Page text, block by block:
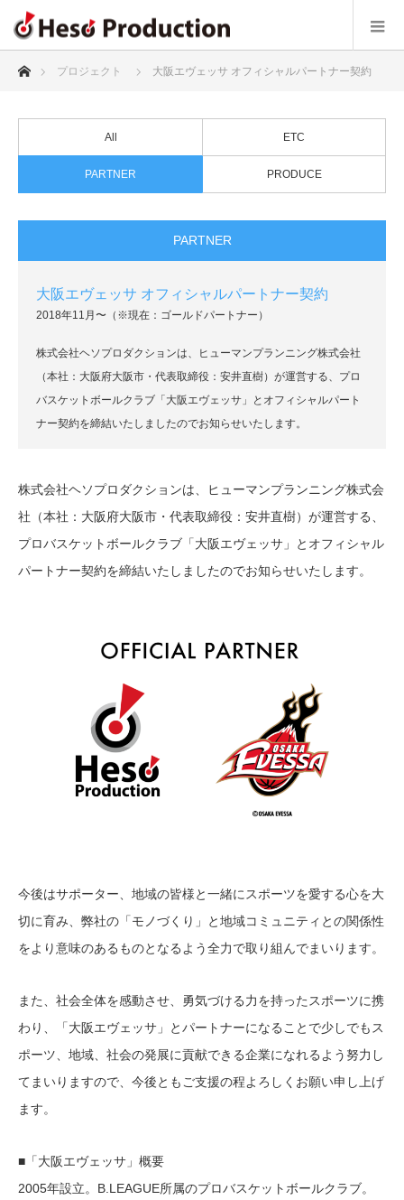
ホームプロジェクト 大阪エヴェッサ オフィシャルパートナー契約
All ETC
PARTNER PRODUCE
PARTNER
大阪エヴェッサ オフィシャルパートナー契約
2018年11月〜（※現在：ゴールドパートナー）
株式会社ヘソプロダクションは、ヒューマンプランニング株式会社
（本社：大阪府大阪市・代表取締役：安井直樹）が運営する、プロ
バスケットボールクラブ「大阪エヴェッサ」とオフィシャルパート
ナー契約を締結いたしましたのでお知らせいたします。
株式会社ヘソプロダクションは、ヒューマンプランニング株式会
社（本社：大阪府大阪市・代表取締役：安井直樹）が運営する、
プロバスケットボールクラブ「大阪エヴェッサ」とオフィシャル
パートナー契約を締結いたしましたのでお知らせいたします。
今後はサポーター、地域の皆様と一緒にスポーツを愛する心を大
切に育み、弊社の「モノづくり」と地域コミュニティとの関係性
をより意味のあるものとなるよう全力で取り組んでまいります。
また、社会全体を感動させ、勇気づける力を持ったスポーツに携
わり、「大阪エヴェッサ」とパートナーになることで少しでもス
ポーツ、地域、社会の発展に貢献できる企業になれるよう努力し
てまいりますので、今後ともご支援の程よろしくお願い申し上げ
ます。
■「大阪エヴェッサ」概要
2005年設立。B.LEAGUE所属のプロバスケットボールクラブ。